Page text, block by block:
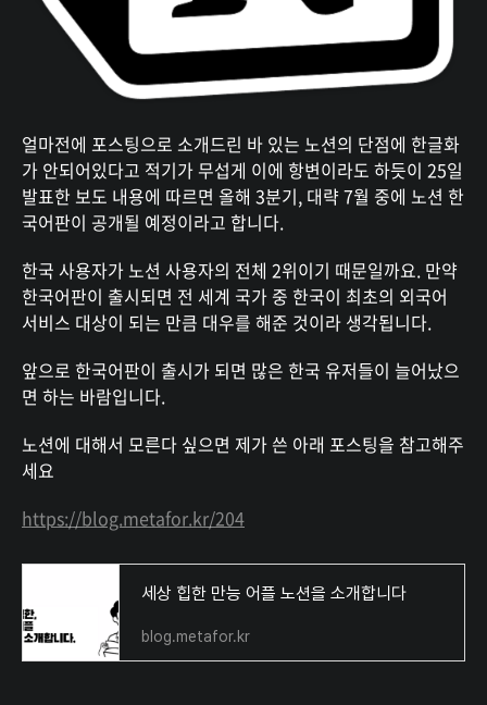
얼마전에 포스팅으로 소개드린 바 있는 노션의 단점에 한글화
가 안되어있다고 적기가 무섭게 이에 항변이라도 하듯이 25일
발표한 보도 내용에 따르면 올해 3분기, 대략 7월 중에 노션 한
국어판이 공개될 예정이라고 합니다.
한국 사용자가 노션 사용자의 전체 2위이기 때문일까요. 만약
한국어판이 출시되면 전 세계 국가 중 한국이 최초의 외국어
서비스 대상이 되는 만큼 대우를 해준 것이라 생각됩니다.
앞으로 한국어판이 출시가 되면 많은 한국 유저들이 늘어났으
면 하는 바람입니다.
노션에 대해서 모른다 싶으면 제가 쓴 아래 포스팅을 참고해주
세요
https://blog.metafor.kr/204
세상 힙한 만능 어플 노션을 소개합니다
blog.metafor.kr